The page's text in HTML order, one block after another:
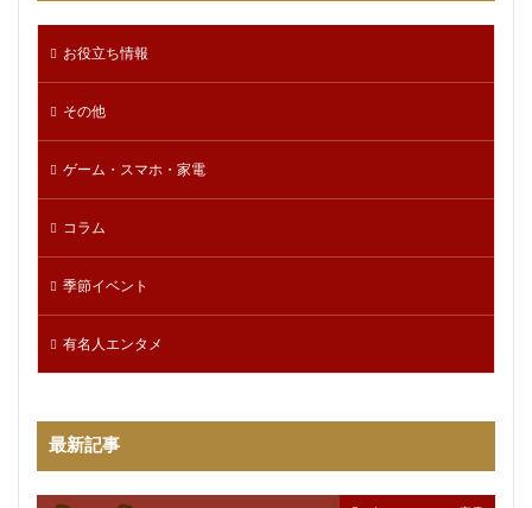
お役立ち情報
その他
ゲーム・スマホ・家電
コラム
季節イベント
有名人エンタメ
最新記事